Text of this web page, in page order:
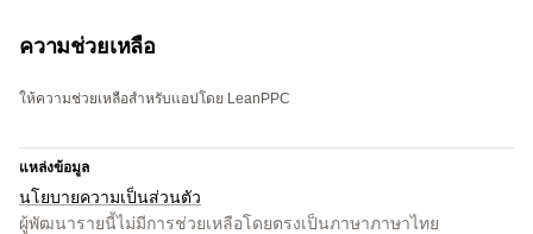
ความช่วยเหลือ
ให้ความช่วยเหลือสำหรับแอปโดย LeanPPC
แหล่งข้อมูล
นโยบายความเป็นส่วนตัว
ผู้พัฒนารายนี้ไม่มีการช่วยเหลือโดยตรงเป็นภาษาภาษาไทย